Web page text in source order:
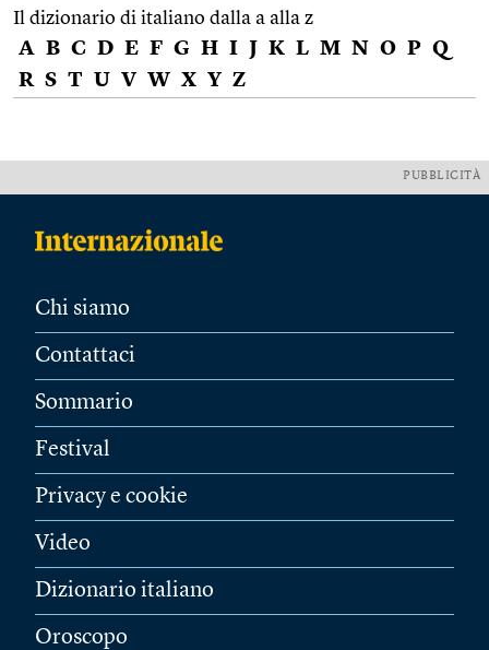
Il dizionario di italiano dalla a alla z
A B C D E F G H I J K L M N O P Q
R S T U V W X Y Z
PUBBLICITÀ
Chi siamo
Contattaci
Sommario
Festival
Privacy e cookie
Video
Dizionario italiano
Oroscopo